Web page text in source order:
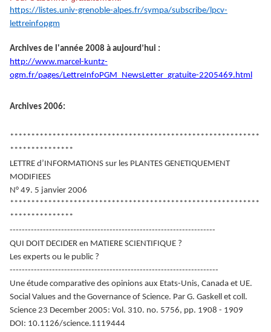
https://listes.univ-grenoble-alpes.fr/sympa/subscribe/lpcv-
lettreinfopgm
Archives de l'année 2008 à aujourd’hui :
http://www.marcel-kuntz-
ogm.fr/pages/LettreInfoPGM_NewsLetter_gratuite-2205469.html
Archives 2006:
***********************************************************
***************
LETTRE d’INFORMATIONS sur les PLANTES GENETIQUEMENT
MODIFIEES
N° 49. 5 janvier 2006
***********************************************************
***************
--------------------------------------------------------------------
QUI DOIT DECIDER en MATIERE SCIENTIFIQUE ?
Les experts ou le public ?
---------------------------------------------------------------------
Une étude comparative des opinions aux Etats-Unis, Canada et UE.
Social Values and the Governance of Science. Par G. Gaskell et coll.
Science 23 December 2005: Vol. 310. no. 5756, pp. 1908 - 1909
DOI: 10.1126/science.1119444